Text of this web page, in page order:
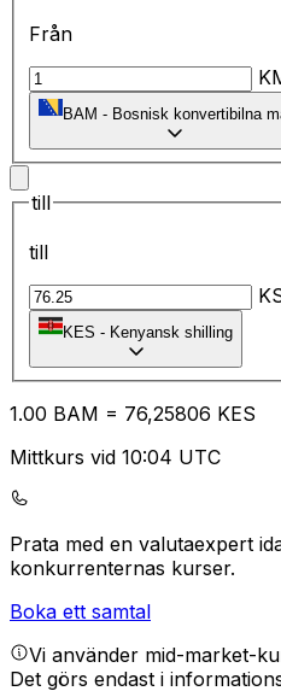
Från
BAM - Bosnisk konvertibilna
till
till
KES - Kenyansk shilling
1.00 BAM = 76,25806 KES
Mittkurs vid 10:04 UTC
Prata med en valutaexpert
konkurrenternas kurser.
Boka ett samtal
Vi använder mid-market-
Det görs endast i